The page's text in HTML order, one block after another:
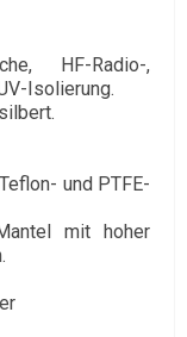
HF-Radio-,
Isolierung.
und PTFE-
mit hoher